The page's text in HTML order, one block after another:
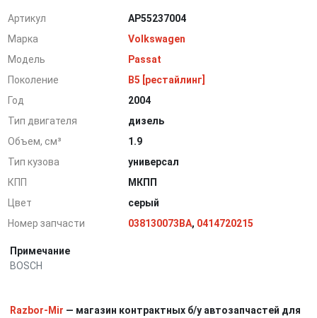
Артикул
AP55237004
Марка
Volkswagen
Модель
Passat
Поколение
B5 [рестайлинг]
Год
2004
Тип двигателя
дизель
Объем, см³
1.9
Тип кузова
универсал
КПП
МКПП
Цвет
серый
Номер запчасти
038130073BA, 0414720215
Примечание
BOSCH
Razbor-Mir — магазин контрактных б/у автозапчастей для